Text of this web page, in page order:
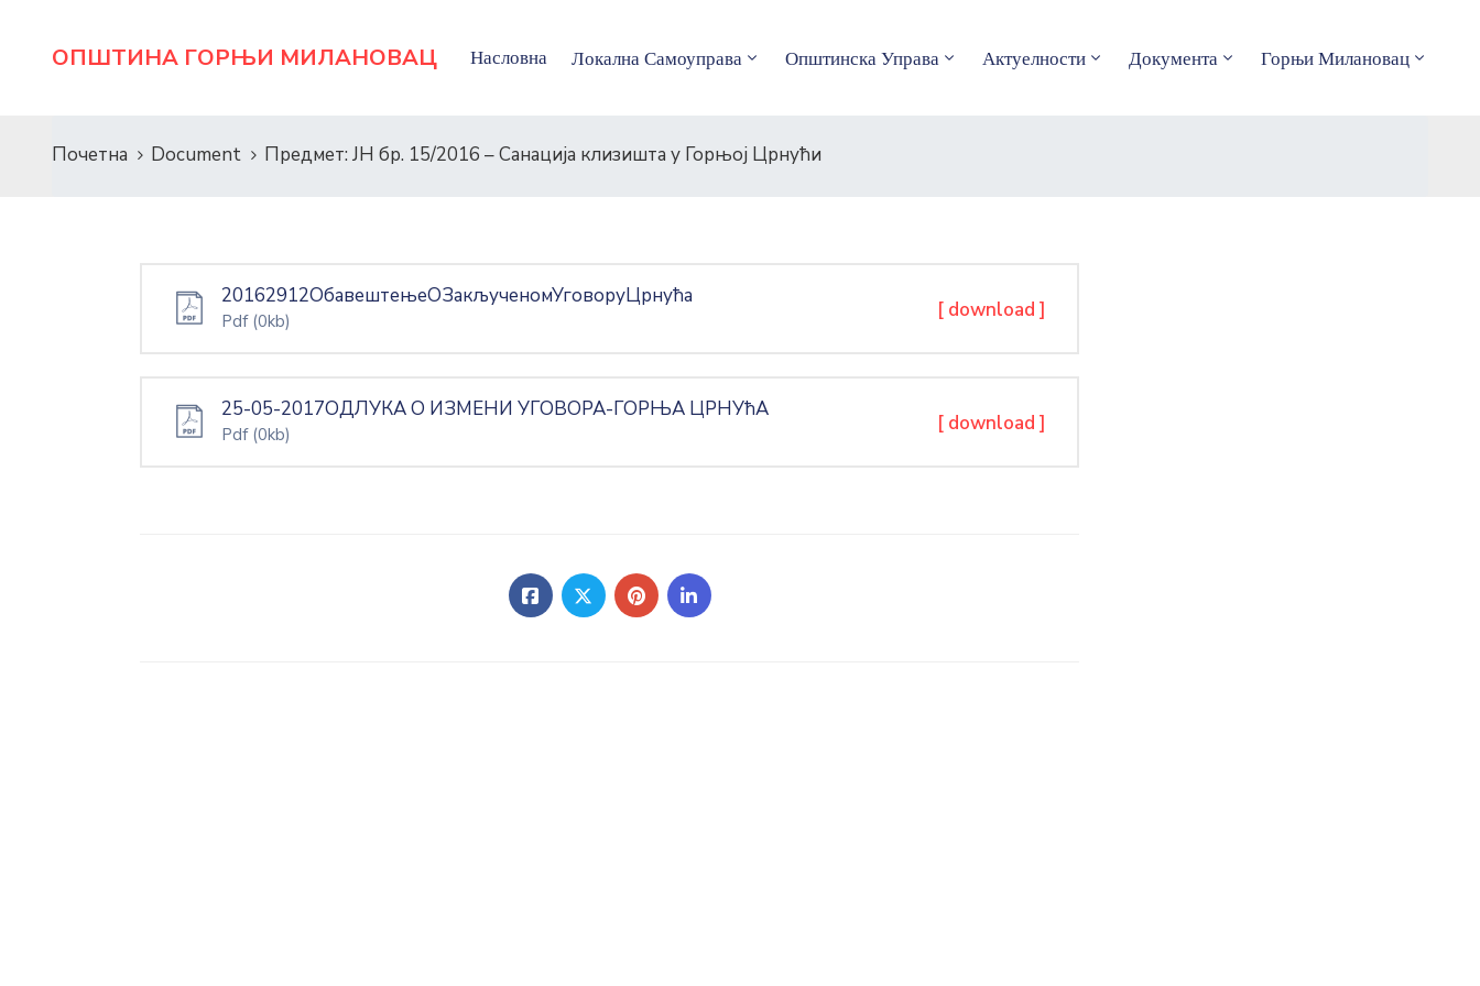
ОПШТИНА ГОРЊИ МИЛАНОВАЦ Насловна Локална Самоуправа Општинска Управа Актуелности Документа Горњи Милановац
Почетна Document Предмет: ЈН бр. 15/2016 – Санација клизишта у Горњој Црнући
20162912ОбавештењеОЗакљученомУговоруЦрнућа
Pdf (0kb) [ download ]
25-05-2017ОДЛУКА О ИЗМЕНИ УГОВОРА-ГОРЊА ЦРНУћА
Pdf (0kb) [ download ]